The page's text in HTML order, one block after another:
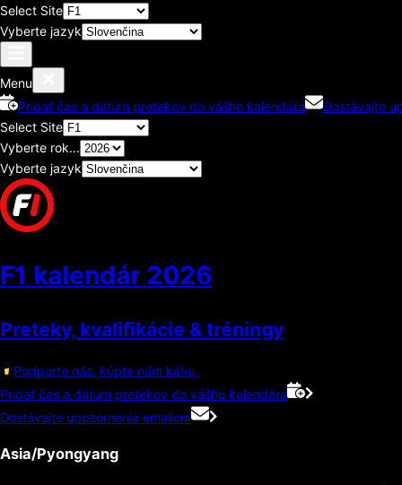
Select Site
Vyberte jazyk
Menu
Pridať čas a dátum pretekov do vášho kalendára
Dostávajte
Select Site
Vyberte rok...
Vyberte jazyk
F1 kalendár 2026
Preteky, kvalifikácie & tréningy
Podporte nás, kúpte nám kávu.
Pridať čas a dátum pretekov do vášho kalendára
Dostávajte upozornenia emailom
Asia/Pyongyang